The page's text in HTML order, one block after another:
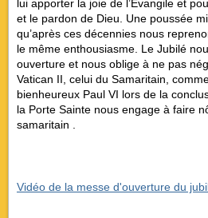
lui apporter la joie de l’Évangile et
et le pardon de Dieu. Une poussée
qu’après ces décennies nous
le même enthousiasme. Le Jubilé
ouverture et nous oblige à ne pas
Vatican II, celui du Samaritain,
bienheureux Paul VI lors de la
la Porte Sainte nous engage à faire
samaritain .
Vidéo de la messe d'ouverture du